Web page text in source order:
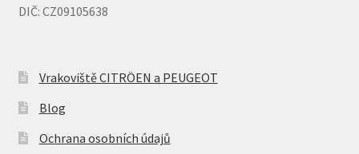
DIČ: CZ09105638
Vrakoviště CITRÖEN a PEUGEOT
Blog
Ochrana osobních údajů